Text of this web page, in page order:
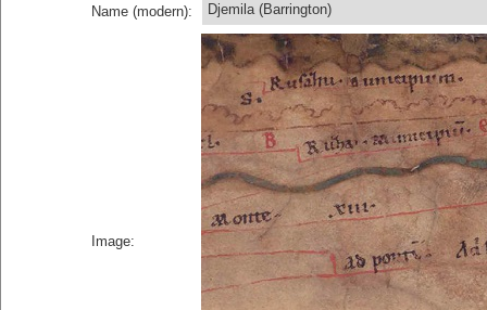
Name (modern): Djemila (Barrington)
Image: